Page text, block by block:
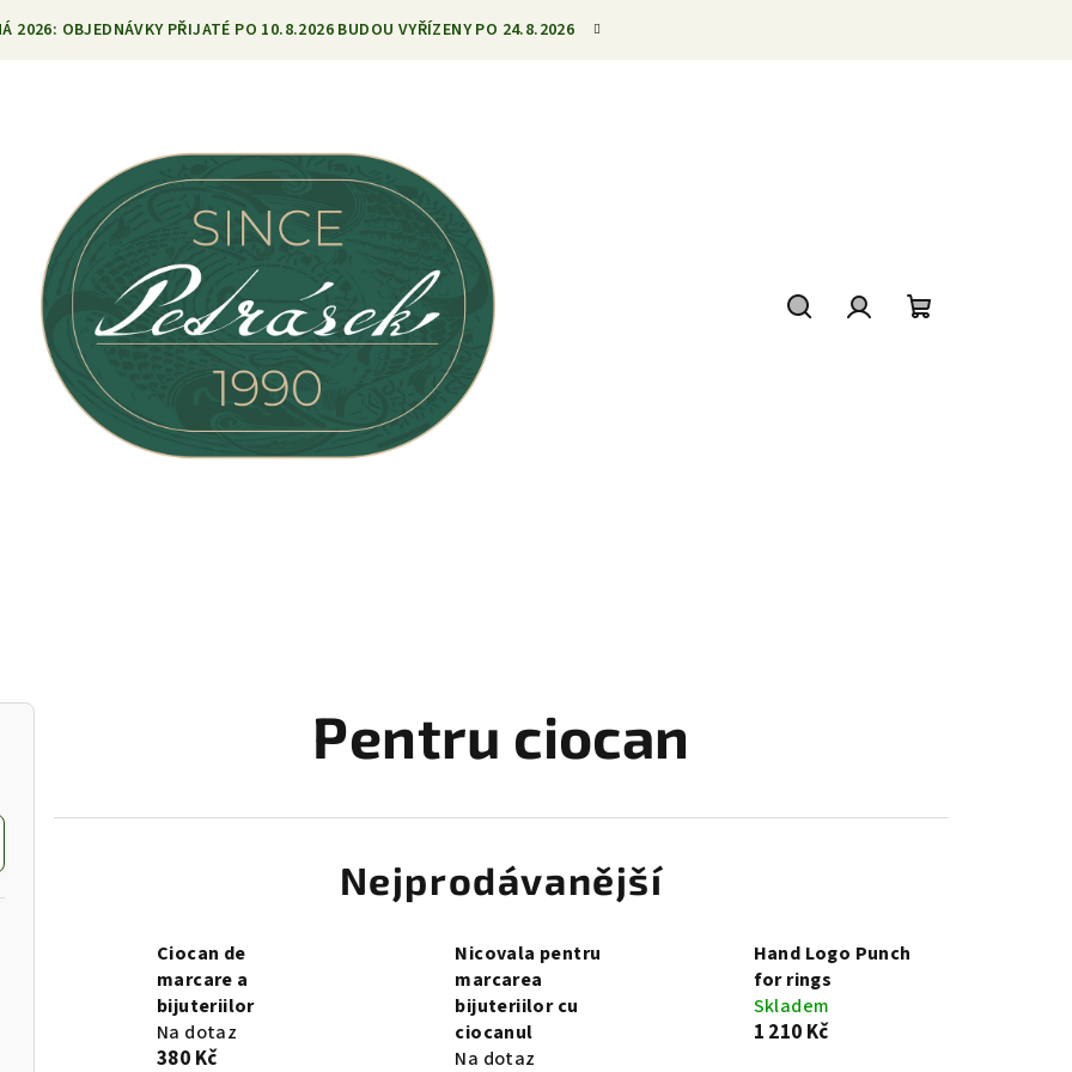
2026: OBJEDNÁVKY PŘIJATÉ PO 10.8.2026 BUDOU VYŘÍZENY PO 24.8.2026
Pentru ciocan
Nejprodávanější
Ciocan de
marcare a
bijuteriilor
Na dotaz
380 Kč
Nicovala pentru
marcarea
bijuteriilor cu
ciocanul
Na dotaz
Hand Logo Punch
for rings
Skladem
1 210 Kč